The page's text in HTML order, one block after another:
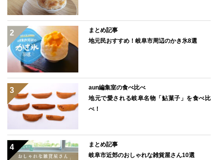
まとめ記事
地元民おすすめ！岐阜市周辺のかき氷8選
aun編集室の食べ比べ
地元で愛される岐阜名物「鮎菓子」を食べ比
べ！
まとめ記事
岐阜市近郊のおしゃれな雑貨屋さん10選